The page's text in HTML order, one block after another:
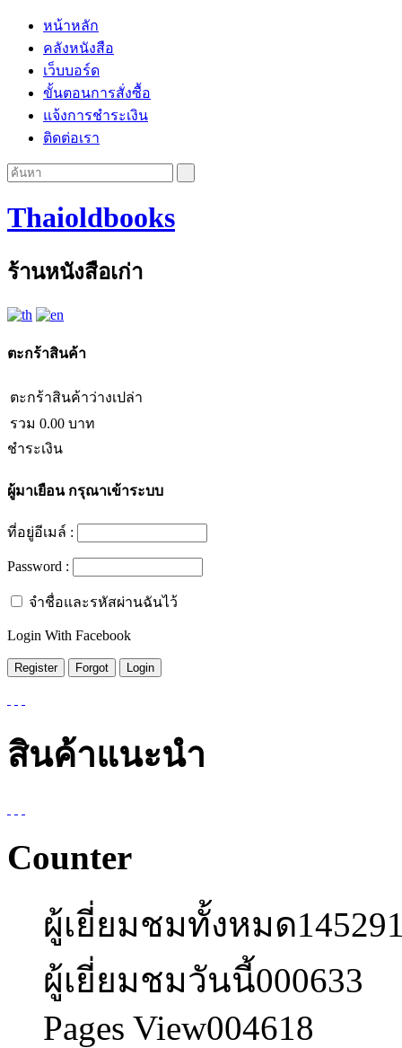
หน้าหลัก
คลังหนังสือ
เว็บบอร์ด
ขั้นตอนการสั่งซื้อ
แจ้งการชำระเงิน
ติดต่อเรา
Thaioldbooks
ร้านหนังสือเก่า
ตะกร้าสินค้า
ตะกร้าสินค้าว่างเปล่า
รวม 0.00 บาท
ชำระเงิน
ผู้มาเยือนกรุณาเข้าระบบ
ที่อยู่อีเมล์ :
Password :
จำชื่อและรหัสผ่านฉันไว้
Login With Facebook
สินค้าแนะนำ
Counter
ผู้เยี่ยมชมทั้งหมด
ผู้เยี่ยมชมวันนี้000633
Pages View004618